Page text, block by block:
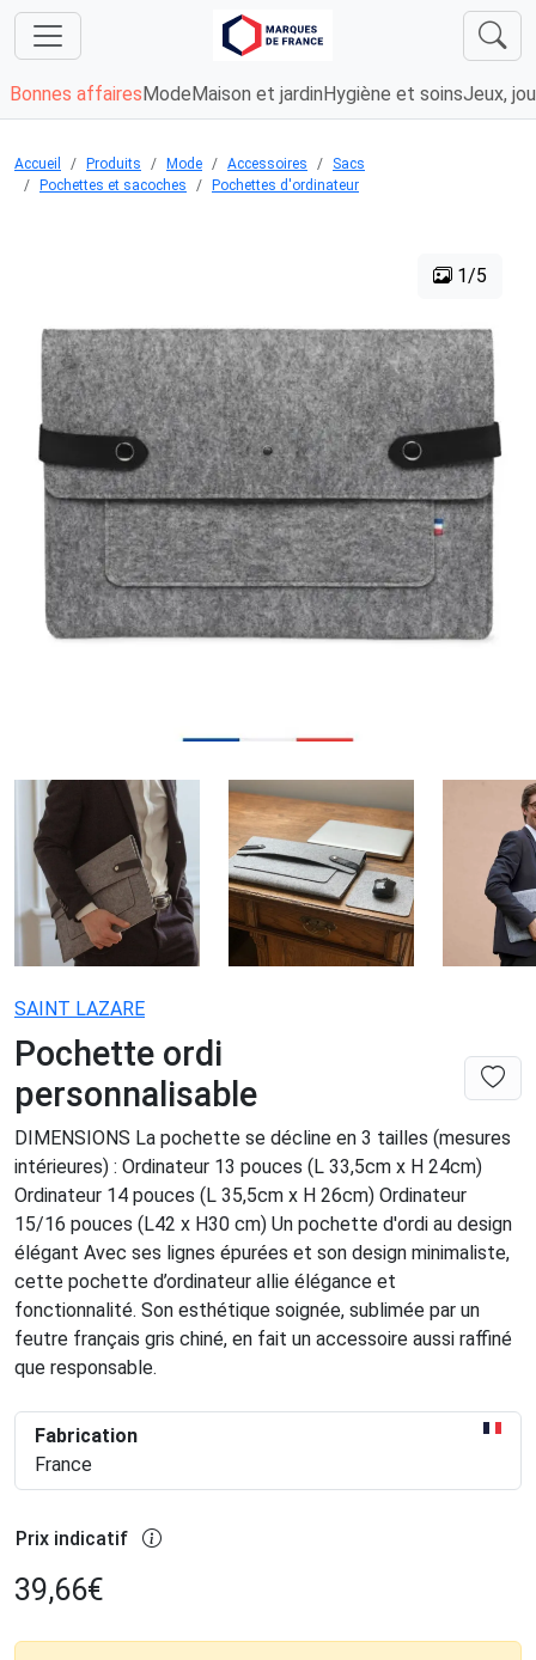
Bonnes affaires Mode Maison et jardin Hygiène et soinsJeux,
Accueil Produits Mode Accessoires
Sacs
Pochettes et sacoches
Pochettes d'ordinateur
1/5
SAINT LAZARE
Pochette ordi
personnalisable
DIMENSIONS La pochette se décline en 3 tailles (mesures
intérieures) : Ordinateur 13 pouces (L 33,5cm x H 24cm)
Ordinateur 14 pouces (L 35,5cm x H 26cm) Ordinateur
15/16 pouces (L42 x H30 cm) Un pochette d'ordi au design
élégant Avec ses lignes épurées et son design minimaliste,
cette pochette d’ordinateur allie élégance et
fonctionnalité. Son esthétique soignée, sublimée par un
feutre français gris chiné, en fait un accessoire aussi raffiné
que responsable.
Fabrication
France
Prix indicatif
39,66€